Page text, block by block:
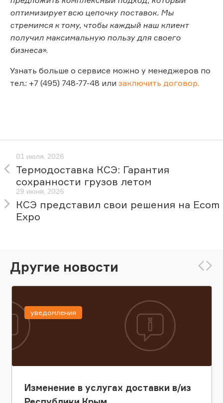
оптимизирует всю цепочку поставок. Мы
стремимся к тому, чтобы каждый наш клиент
получил максимальную пользу для своего
бизнеса».
Узнать больше о сервисе можно у менеджеров по
тел.: +7 (495) 748-77-48 или заключить договор.
01 июля, 2026
Термодоставка КСЭ: Гарантия
сохранности грузов летом
29 июня, 2026
КСЭ представил свои решения на Ecom
Expo
Другие новости
Изменение в услугах доставки в/из
уведомления